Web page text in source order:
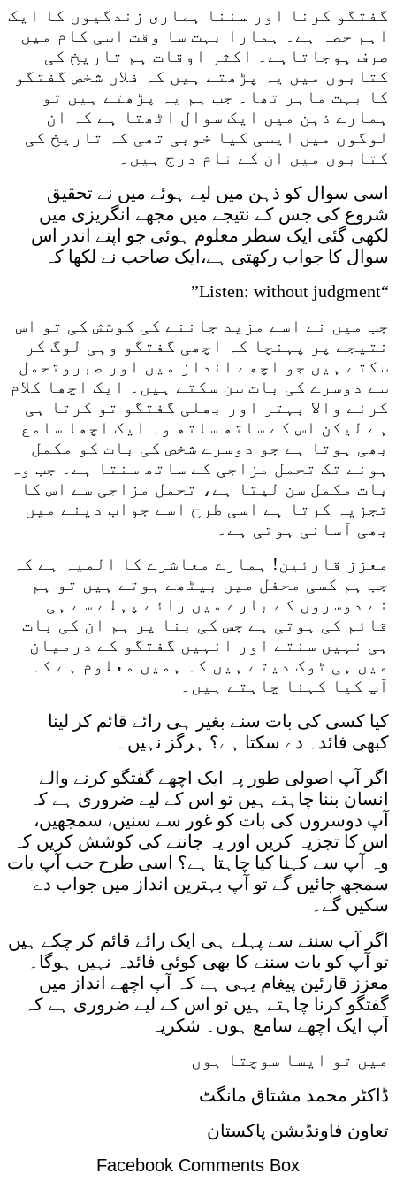
گفتگو کرنا اور سننا ہماری زندگیوں کا ایک
اہم حصہ ہے۔ ہمارا بہت سا وقت اسی کام میں
صرف ہوجاتاہے۔ اکثر اوقات ہم تاریخ کی
کتابوں میں یہ پڑھتے ہیں کہ فلاں شخص گفتگو
کا بہت ماہر تھا۔ جب ہم یہ پڑھتے ہیں تو
ہمارے ذہن میں ایک سوال اٹھتا ہے کہ ان
لوگوں میں ایسی کیا خوبی تھی کہ تاریخ کی
کتابوں میں ان کے نام درج ہیں۔
اسی سوال کو ذہن میں لیے ہوئے میں نے تحقیق
شروع کی جس کے نتیجے میں مجھے انگریزی میں
لکھی گئی ایک سطر معلوم ہوئی جو اپنے اندر اس
سوال کا جواب رکھتی ہے،ایک صاحب نے لکھا کہ
“Listen: without judgment”
جب میں نے اسے مزید جاننے کی کوشش کی تو اس
نتیجے پر پہنچا کہ اچھی گفتگو وہی لوگ کر
سکتے ہیں جو اچھے انداز میں اور صبروتحمل
سے دوسرے کی بات سن سکتے ہیں۔ ایک اچھا کلام
کرنے والا بہتر اور بھلی گفتگو تو کرتا ہی
ہے لیکن اس کے ساتھ ساتھ وہ ایک اچھا سامع
بھی ہوتا ہے جو دوسرے شخص کی بات کو مکمل
ہونے تک تحمل مزاجی کے ساتھ سنتا ہے۔ جب وہ
بات مکمل سن لیتا ہے، تحمل مزاجی سے اس کا
تجزیہ کرتا ہے اسی طرح اسے جواب دینے میں
بھی آسانی ہوتی ہے۔
معزز قارئین! ہمارے معاشرے کا المیہ ہے کہ
جب ہم کسی محفل میں بیٹھے ہوتے ہیں تو ہم
نے دوسروں کے بارے میں رائے پہلے سے ہی
قائم کی ہوتی ہے جس کی بنا پر ہم ان کی بات
ہی نہیں سنتے اور انہیں گفتگو کے درمیان
میں ہی ٹوک دیتے ہیں کہ ہمیں معلوم ہے کہ
آپ کیا کہنا چاہتے ہیں۔
کیا کسی کی بات سنے بغیر ہی رائے قائم کر لینا
کبھی فائدہ دے سکتا ہے؟ ہرگز نہیں۔
اگر آپ اصولی طور پہ ایک اچھے گفتگو کرنے والے
انسان بننا چاہتے ہیں تو اس کے لیے ضروری ہے کہ
آپ دوسروں کی بات کو غور سے سنیں، سمجھیں،
اس کا تجزیہ کریں اور یہ جاننے کی کوشش کریں کہ
وہ آپ سے کہنا کیا چاہتا ہے؟ اسی طرح جب آپ بات
سمجھ جائیں گے تو آپ بہترین انداز میں جواب دے
سکیں گے۔
اگر آپ سننے سے پہلے ہی ایک رائے قائم کر چکے ہیں
تو آپ کو بات سننے کا بھی کوئی فائدہ نہیں ہوگا۔
معزز قارئین پیغام یہی ہے کہ آپ اچھے انداز میں
گفتگو کرنا چاہتے ہیں تو اس کے لیے ضروری ہے کہ
آپ ایک اچھے سامع ہوں۔ شکریہ
میں تو ایسا سوچتا ہوں
ڈاکٹر محمد مشتاق مانگٹ
تعاون فاونڈیشن پاکستان
Facebook Comments Box